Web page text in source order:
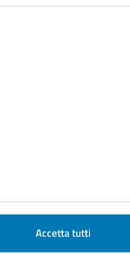
Accetta tutti
Napoli